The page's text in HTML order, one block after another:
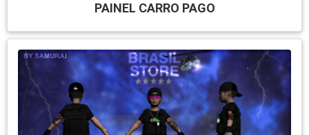
PAINEL CARRO PAGO